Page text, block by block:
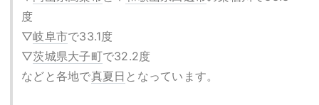
度
▽岐阜市で33.1度
▽茨城県大子町で32.2度
などと各地で真夏日 となっています。